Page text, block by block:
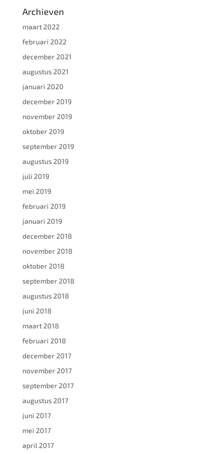
Archieven
maart 2022
februari 2022
december 2021
augustus 2021
januari 2020
december 2019
november 2019
oktober 2019
september 2019
augustus 2019
juli 2019
mei 2019
februari 2019
januari 2019
december 2018
november 2018
oktober 2018
september 2018
augustus 2018
juni 2018
maart 2018
februari 2018
december 2017
november 2017
september 2017
augustus 2017
juni 2017
mei 2017
april 2017